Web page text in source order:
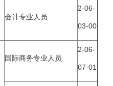
会计专业人员
2-06-
03-00
国际商务专业人员
2-06-
07-01